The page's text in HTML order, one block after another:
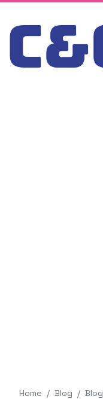
Skip to content
Home / Blog / Blog